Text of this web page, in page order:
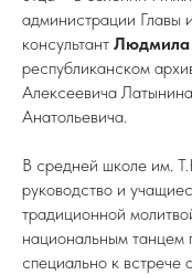
администрации
консультант Людмила
республиканском
Алексеевича
Анатольевича.
В средней школе им.
руководство и
традиционной
национальным
специально к встрече